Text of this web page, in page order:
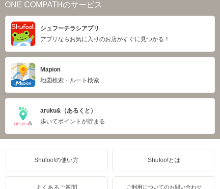
ONE COMPATHのサービス
シュフーチラシアプリ
アプリならお気に入りのお店がすぐに見つかる！
Mapion
地図検索・ルート検索
aruku&（あるくと）
歩いてポイントが貯まる
Shufoo!の使い方 Shufoo!とは
よくあるご質問 ご利用についてのお問い合わせ